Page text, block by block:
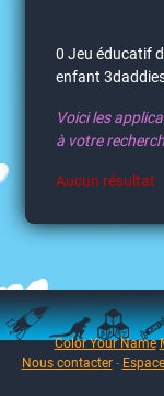
0 Jeu éducatif
enfant
Voici les
à votre
Aucun résultat
Color Your Name
Nous contacter-